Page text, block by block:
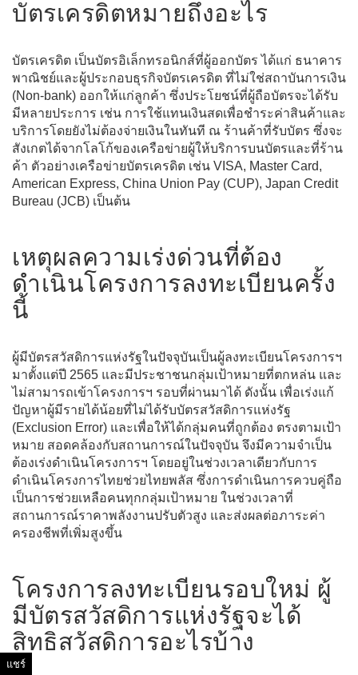
บัตรเครดิตหมายถึงอะไร
บัตรเครดิต เป็นบัตรอิเล็กทรอนิกส์ที่ผู้ออกบัตร ได้แก่ ธนาคาร
พาณิชย์และผู้ประกอบธุรกิจบัตรเครดิต ที่ไม่ใช่สถาบันการเงิน
(Non-bank) ออกให้แก่ลูกค้า ซึ่งประโยชน์ที่ผู้ถือบัตรจะได้รับ
มีหลายประการ เช่น การใช้แทนเงินสดเพื่อชำระค่าสินค้าและ
บริการโดยยังไม่ต้องจ่ายเงินในทันที ณ ร้านค้าที่รับบัตร ซึ่งจะ
สังเกตได้จากโลโก้ของเครือข่ายผู้ให้บริการบนบัตรและที่ร้าน
ค้า ตัวอย่างเครือข่ายบัตรเครดิต เช่น VISA, Master Card,
American Express, China Union Pay (CUP), Japan Credit
Bureau (JCB) เป็นต้น
เหตุผลความเร่งด่วนที่ต้อง
ดำเนินโครงการลงทะเบียนครั้ง
นี้
ผู้มีบัตรสวัสดิการแห่งรัฐในปัจจุบันเป็นผู้ลงทะเบียนโครงการฯ
มาตั้งแต่ปี 2565 และมีประชาชนกลุ่มเป้าหมายที่ตกหล่น และ
ไม่สามารถเข้าโครงการฯ รอบที่ผ่านมาได้ ดังนั้น เพื่อเร่งแก้
ปัญหาผู้มีรายได้น้อยที่ไม่ได้รับบัตรสวัสดิการแห่งรัฐ
(Exclusion Error) และเพื่อให้ได้กลุ่มคนที่ถูกต้อง ตรงตามเป้า
หมาย สอดคล้องกับสถานการณ์ในปัจจุบัน จึงมีความจำเป็น
ต้องเร่งดำเนินโครงการฯ โดยอยู่ในช่วงเวลาเดียวกับการ
ดำเนินโครงการไทยช่วยไทยพลัส ซึ่งการดำเนินการควบคู่ถือ
เป็นการช่วยเหลือคนทุกกลุ่มเป้าหมาย ในช่วงเวลาที่
สถานการณ์ราคาพลังงานปรับตัวสูง และส่งผลต่อภาระค่า
ครองชีพที่เพิ่มสูงขึ้น
โครงการลงทะเบียนรอบใหม่ ผู้
มีบัตรสวัสดิการแห่งรัฐจะได้
สิทธิสวัสดิการอะไรบ้าง
แชร์